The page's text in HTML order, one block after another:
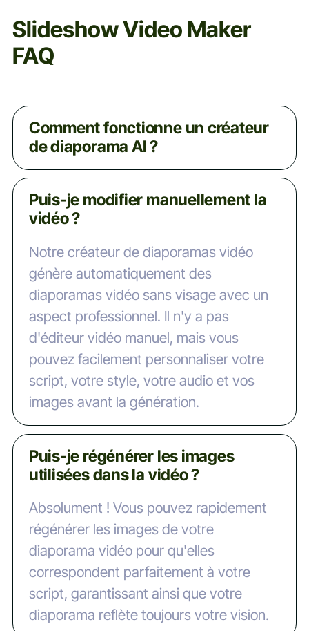
Slideshow Video Maker
FAQ
Comment fonctionne un créateur
de diaporama AI ?
Le générateur de vidéos BigMotion AI
prend votre script écrit et le transforme
en une vidéo entièrement produite. Il
vous suffit de saisir votre script, de
sélectionner le style, la voix et la musique
de fond que vous préférez, et l'IA se
charge du reste. L'IA s'occupe du reste.
Elle sélectionne automatiquement les
éléments visuels pertinents, génère une
voix off naturelle, ajoute des légendes et
choisit de la musique pour créer une
vidéo professionnelle. La vidéo est
ensuite rendue dans le nuage pour un
traitement rapide et efficace.
Puis-je modifier manuellement la
vidéo ?
Notre créateur de diaporamas vidéo
génère automatiquement des
diaporamas vidéo sans visage avec un
aspect professionnel. Il n'y a pas
d'éditeur vidéo manuel, mais vous
pouvez facilement personnaliser votre
script, votre style, votre audio et vos
images avant la génération.
Puis-je régénérer les images
utilisées dans la vidéo ?
Absolument ! Vous pouvez rapidement
régénérer les images de votre
diaporama vidéo pour qu'elles
correspondent parfaitement à votre
script, garantissant ainsi que votre
diaporama reflète toujours votre vision.